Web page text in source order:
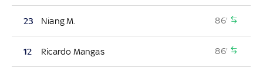
23 Niang M. 86'
12 Ricardo Mangas 86'